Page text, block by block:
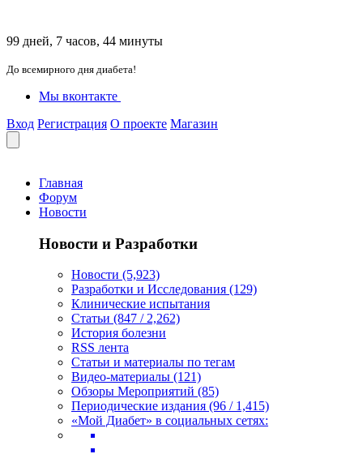
99 дней, 7 часов, 44 минуты
До всемирного дня диабета!
Мы вконтакте
Вход Регистрация О проекте Магазин
Главная
Форум
Новости
Новости и Разработки
Новости (5,923)
Разработки и Исследования (129)
Клинические испытания
Статьи (847 / 2,262)
История болезни
RSS лента
Статьи и материалы по тегам
Видео-материалы (121)
Обзоры Мероприятий (85)
Периодические издания (96 / 1,415)
«Мой Диабет» в социальных сетях: